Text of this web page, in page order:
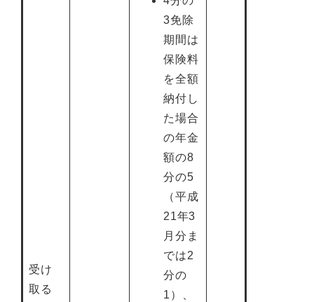
受け
取る
3免除
期間は
保険料
を全額
納付し
た場合
の年金
額の8
分の5
（平成
21年3
月分ま
では2
分の
1）、